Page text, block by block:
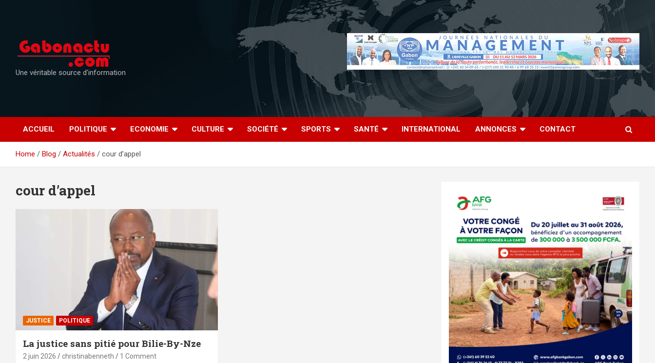
Une véritable source d'information
ACCUEIL POLITIQUE ECONOMIE CULTURE SOCIÉTÉ SPORTS SANTÉ INTERNATIONAL ANNONCES CONTACT
Home Blog Actualités cour d’appel
cour d’appel
JUSTICE POLITIQUE
La justice sans pitié pour Bilie-By-Nze
2 juin 2026 christinabenneth 1 Comment